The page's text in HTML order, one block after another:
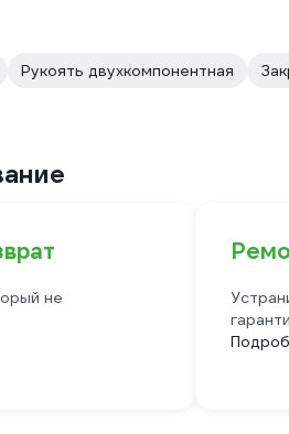
Рукоять двухкомпонентная
не